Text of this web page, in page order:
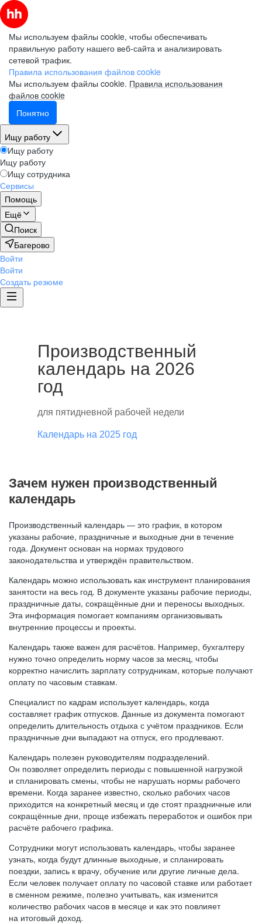
Мы используем файлы cookie, чтобы обеспечивать
правильную работу нашего веб-сайта и анализировать
сетевой трафик.
Правила использования файлов cookie
Мы используем файлы cookie. Правила использования
файлов cookie
Понятно
Ищу работу
Ищу работу
Ищу работу
Ищу сотрудника
Сервисы
Помощь
Ещё
Поиск
Багерово
Войти
Войти
Создать резюме
Производственный
календарь на 2026
год
для пятидневной рабочей недели
Календарь на 2025 год
Зачем нужен производственный
календарь
Производственный календарь — это график, в котором
указаны рабочие, праздничные и выходные дни в течение
года. Документ основан на нормах трудового
законодательства и утверждён правительством.
Календарь можно использовать как инструмент планирования
занятости на весь год. В документе указаны рабочие периоды,
праздничные даты, сокращённые дни и переносы выходных.
Эта информация помогает компаниям организовывать
внутренние процессы и проекты.
Календарь также важен для расчётов. Например, бухгалтеру
нужно точно определить норму часов за месяц, чтобы
корректно начислить зарплату сотрудникам, которые получают
оплату по часовым ставкам.
Специалист по кадрам использует календарь, когда
составляет график отпусков. Данные из документа помогают
определить длительность отдыха с учётом праздников. Если
праздничные дни выпадают на отпуск, его продлевают.
Календарь полезен руководителям подразделений.
Он позволяет определить периоды с повышенной нагрузкой
и спланировать смены, чтобы не нарушать нормы рабочего
времени. Когда заранее известно, сколько рабочих часов
приходится на конкретный месяц и где стоят праздничные или
сокращённые дни, проще избежать переработок и ошибок при
расчёте рабочего графика.
Сотрудники могут использовать календарь, чтобы заранее
узнать, когда будут длинные выходные, и спланировать
поездки, запись к врачу, обучение или другие личные дела.
Если человек получает оплату по часовой ставке или работает
в сменном режиме, полезно учитывать, как изменится
количество рабочих часов в месяце и как это повлияет
на итоговый доход.